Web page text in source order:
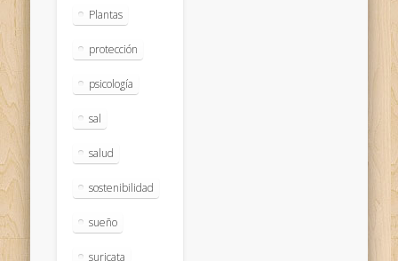
Plantas
protección
psicología
sal
salud
sostenibilidad
sueño
suricata